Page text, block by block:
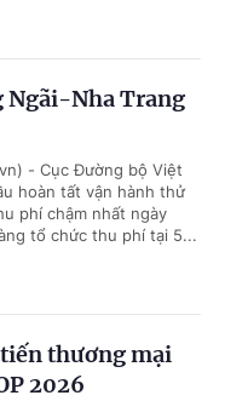
Ngãi-Nha Trang
- Cục Đường bộ Việt
hoàn tất vận hành thử
phí chậm nhất ngày
tổ chức thu phí tại 5...
thương mại
2026